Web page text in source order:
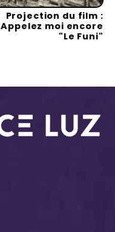
Projection du film :
Appelez moi encore
"Le Funi"